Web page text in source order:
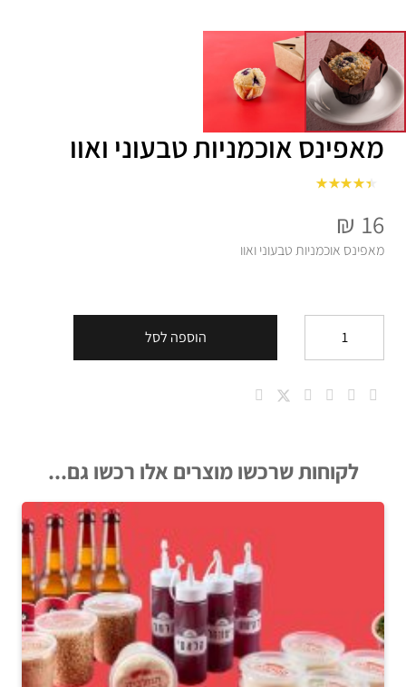
מאפינס אוכמניות טבעוני ואוו
₪ 16
מאפינס אוכמניות טבעוני ואוו
כמות
מאפינס
ואוו
הוספה לסל
לקוחות שרכשו מוצרים אלו רכשו גם...